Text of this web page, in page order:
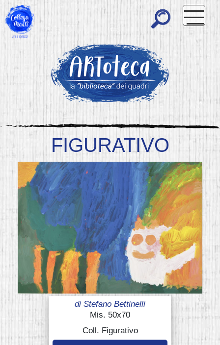
FIGURATIVO
di Stefano Bettinelli
Mis. 50x70
Coll. Figurativo